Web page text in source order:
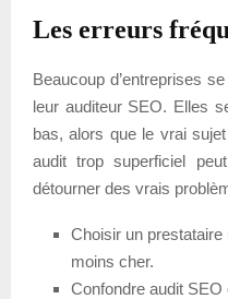
Les erreurs
Beaucoup d’entreprises
leur auditeur SEO. Elles
bas, alors que le vrai
audit trop superficiel
détourner des vrais
Choisir un prestataire
moins cher.
Confondre audit SEO